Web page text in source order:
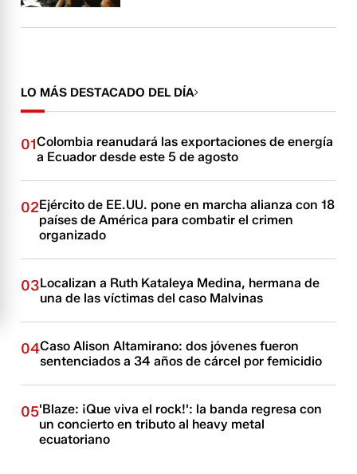
LO MÁS DESTACADO DEL DÍA
01Colombia reanudará las exportaciones de energía
a Ecuador desde este 5 de agosto
02Ejército de EE.UU. pone en marcha alianza con 18
países de América para combatir el crimen
organizado
03Localizan a Ruth Kataleya Medina, hermana de
una de las víctimas del caso Malvinas
04Caso Alison Altamirano: dos jóvenes fueron
sentenciados a 34 años de cárcel por femicidio
05'Blaze: ¡Que viva el rock!': la banda regresa con
un concierto en tributo al heavy metal
ecuatoriano